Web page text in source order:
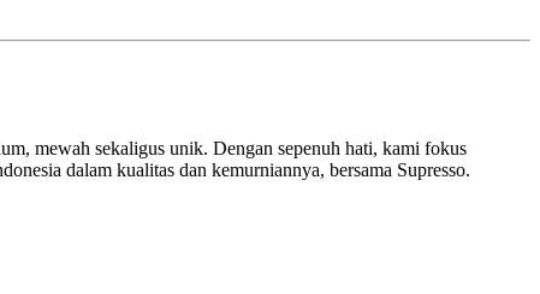
mewah sekaligus unik. Dengan sepenuh hati, kami fokus
dalam kualitas dan kemurniannya, bersama Supresso.